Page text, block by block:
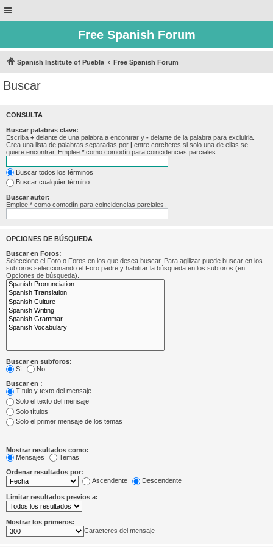
Free Spanish Forum
Spanish Institute of Puebla Free Spanish Forum
Buscar
CONSULTA
Buscar palabras clave:
Escriba + delante de una palabra a encontrar y - delante de la palabra para excluirla.
Crea una lista de palabras separadas por | entre corchetes si solo una de ellas se
quiere encontrar. Emplee * como comodín para coincidencias parciales.
Buscar todos los términos
Buscar cualquier término
Buscar autor:
Emplee * como comodín para coincidencias parciales.
OPCIONES DE BÚSQUEDA
Buscar en Foros:
Seleccione el Foro o Foros en los que desea buscar. Para agilizar puede buscar en los
subforos seleccionando el Foro padre y habilitar la búsqueda en los subforos (en
Opciones de búsqueda).
Buscar en subforos:
Sí
No
Buscar en :
Título y texto del mensaje
Solo el texto del mensaje
Solo títulos
Solo el primer mensaje de los temas
Mostrar resultados como:
Mensajes
Temas
Ordenar resultados por:
Ascendente
Descendente
Limitar resultados previos a:
Mostrar los primeros:
Caracteres del mensaje